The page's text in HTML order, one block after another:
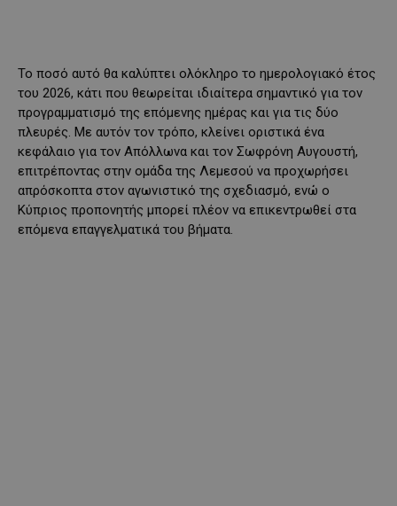
Το ποσό αυτό θα καλύπτει ολόκληρο το ημερολογιακό έτος
του 2026, κάτι που θεωρείται ιδιαίτερα σημαντικό για τον
προγραμματισμό της επόμενης ημέρας και για τις δύο
πλευρές. Με αυτόν τον τρόπο, κλείνει οριστικά ένα
κεφάλαιο για τον Απόλλωνα και τον Σωφρόνη Αυγουστή,
επιτρέποντας στην ομάδα της Λεμεσού να προχωρήσει
απρόσκοπτα στον αγωνιστικό της σχεδιασμό, ενώ ο
Κύπριος προπονητής μπορεί πλέον να επικεντρωθεί στα
επόμενα επαγγελματικά του βήματα.